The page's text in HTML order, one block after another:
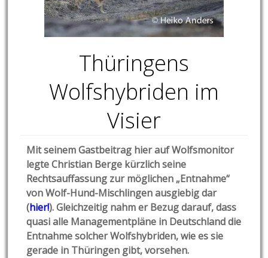
Thüringens
Wolfshybriden im
Visier
Mit seinem Gastbeitrag hier auf Wolfsmonitor
legte Christian Berge kürzlich seine
Rechtsauffassung zur möglichen „Entnahme“
von Wolf-Hund-Mischlingen ausgiebig dar
(hier!). Gleichzeitig nahm er Bezug darauf, dass
quasi alle Managementpläne in Deutschland die
Entnahme solcher Wolfshybriden, wie es sie
gerade in Thüringen gibt, vorsehen.